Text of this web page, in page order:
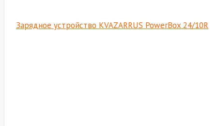
Зарядное устройство KVAZARRUS PowerBox 24/10R